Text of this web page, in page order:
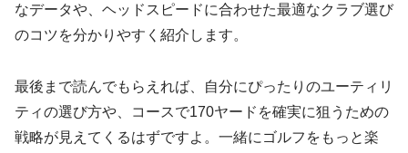
なデータや、ヘッドスピードに合わせた最適なクラブ選び
のコツを分かりやすく紹介します。
最後まで読んでもらえれば、自分にぴったりのユーティリ
ティの選び方や、コースで170ヤードを確実に狙うための
戦略が見えてくるはずですよ。一緒にゴルフをもっと楽